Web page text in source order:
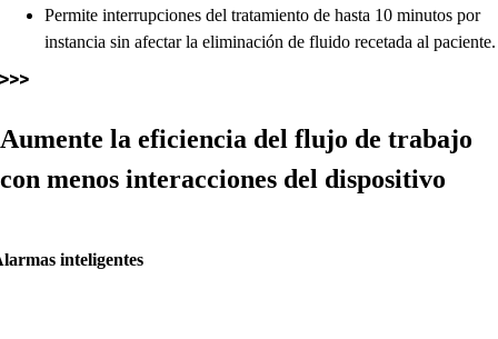
Permite interrupciones del tratamiento de hasta 10 minutos por
instancia sin afectar la eliminación de fluido recetada al paciente.
Aumente la eficiencia del flujo de trabajo
con menos interacciones del dispositivo